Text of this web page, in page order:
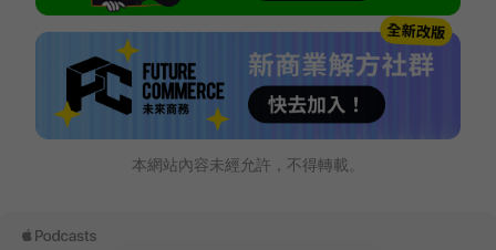
本網站內容未經允許，不得轉載。